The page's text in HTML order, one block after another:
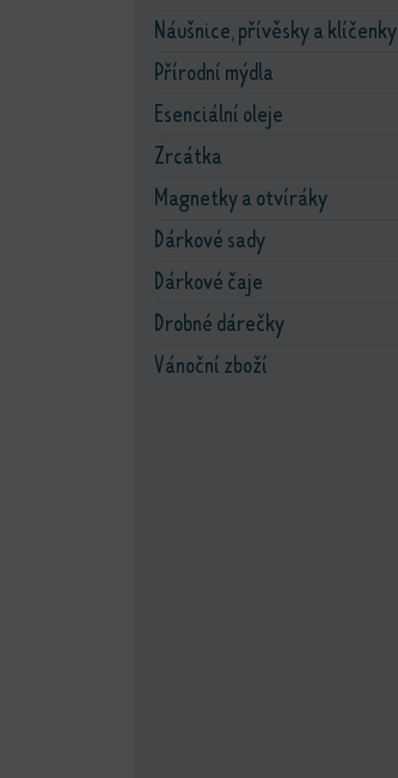
Náušnice, přívěsky a klíčenky
Přírodní mýdla
Esenciální oleje
Zrcátka
Magnetky a otvíráky
Dárkové sady
Dárkové čaje
Drobné dárečky
Vánoční zboží